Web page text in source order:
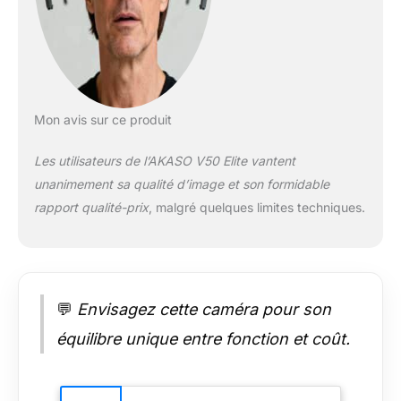
Stabilisation
électronique avancée
de l'image (EIS)
intégrée, votre
caméra pour produire
incroyablement
lisses. 【Angle de
en fonction de vos
Moyen et Étroit.
Mon avis sur ce produit
Les utilisateurs de l’AKASO V50 Elite vantent
unanimement sa qualité d’image et son formidable
rapport qualité-prix, malgré quelques limites techniques.
💬 Envisagez cette caméra pour son
équilibre unique entre fonction et coût.